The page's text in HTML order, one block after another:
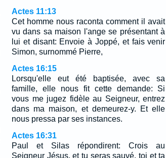
Actes 11:13
Cet homme nous raconta comment il avait
vu dans sa maison l'ange se présentant à
lui et disant: Envoie à Joppé, et fais venir
Simon, surnommé Pierre,
Actes 16:15
Lorsqu'elle eut été baptisée, avec sa
famille, elle nous fit cette demande: Si
vous me jugez fidèle au Seigneur, entrez
dans ma maison, et demeurez-y. Et elle
nous pressa par ses instances.
Actes 16:31
Paul et Silas répondirent: Crois au
Seigneur Jésus, et tu seras sauvé, toi et ta